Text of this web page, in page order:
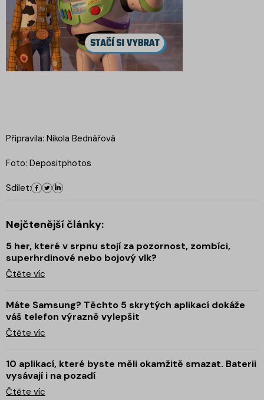
Připravila: Nikola Bednářová
Foto: Depositphotos
Sdílet:
Nejčtenější články:
5 her, které v srpnu stojí za pozornost, zombíci,
superhrdinové nebo bojový vlk?
Čtěte víc
Máte Samsung? Těchto 5 skrytých aplikací dokáže
váš telefon výrazně vylepšit
Čtěte víc
10 aplikací, které byste měli okamžitě smazat. Baterii
vysávají i na pozadí
Čtěte víc